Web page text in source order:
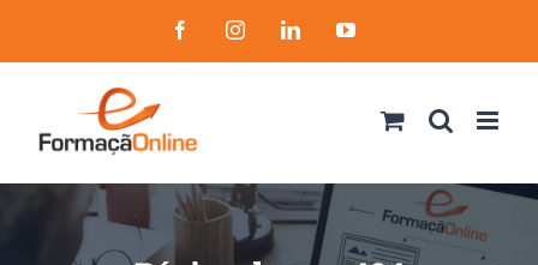
to
FacebookInstagramLinkedInYouTube